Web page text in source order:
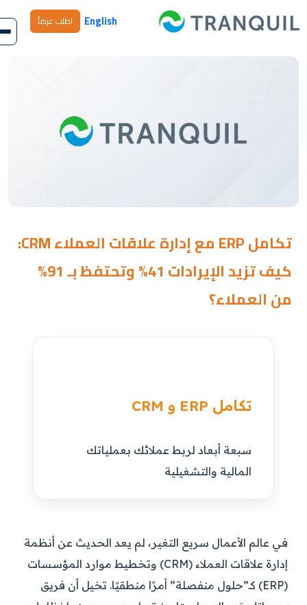
English اطلب عرضاً
تكامل ERP مع إدارة علاقات العملاء CRM:
كيف تزيد الإيرادات 41% وتحتفظ بـ 91%
من العملاء؟
تكامل ERP و CRM
سبعة أبعاد لربط عملائك بعملياتك
المالية والتشغيلية
في عالم الأعمال سريع التغير، لم يعد الحديث عن أنظمة
إدارة علاقات العملاء (CRM) وتخطيط موارد المؤسسات
(ERP) كـ”حلول منفصلة” أمرًا منطقيًا. تخيل أن فريق